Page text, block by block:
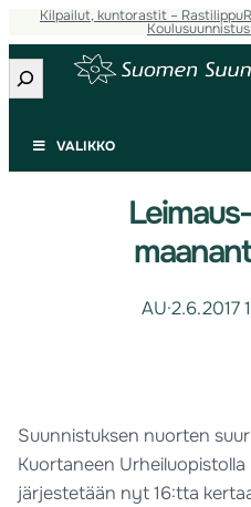
Kilpailut, kuntorastit – Rastilippu
Koulusuunnistus
Etsi
VALIKKO
AU·2.6.2017
Suunnistuksen nuorten
Kuortaneen Urheiluopistolla
järjestetään nyt 16:tta